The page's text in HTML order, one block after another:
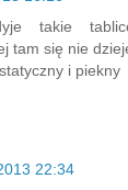
takie
tam się nie
i piekny
22:34